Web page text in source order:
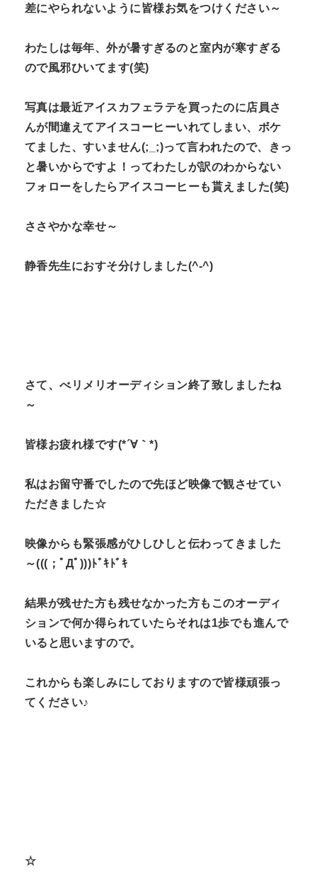
差にやられないように皆様お気をつけください～
わたしは毎年、外が暑すぎるのと室内が寒すぎる
ので風邪ひいてます(笑)
写真は最近アイスカフェラテを買ったのに店員さ
んが間違えてアイスコーヒーいれてしまい、ボケ
てました、すいません(;_;)って言われたので、きっ
と暑いからですよ！ってわたしが訳のわからない
フォローをしたらアイスコーヒーも貰えました(笑)
ささやかな幸せ～
静香先生におすそ分けしました(^-^)
さて、べリメリオーディション終了致しましたね
～
皆様お疲れ様です(*´∀｀*)
私はお留守番でしたので先ほど映像で観させてい
ただきました☆
映像からも緊張感がひしひしと伝わってきました
～(((；ﾟДﾟ)))ﾄﾞｷﾄﾞｷ
結果が残せた方も残せなかった方もこのオーディ
ションで何か得られていたらそれは1歩でも進んで
いると思いますので。
これからも楽しみにしておりますので皆様頑張っ
てください♪
☆